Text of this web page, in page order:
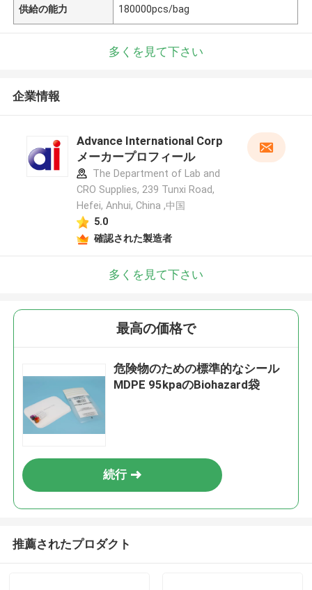
供給の能力 180000pcs/bag
多くを見て下さい
企業情報
Advance International Corp
メーカープロフィール
The Department of Lab and
CRO Supplies, 239 Tunxi Road,
Hefei, Anhui, China ,中国
5.0
確認された製造者
多くを見て下さい
最高の価格で
危険物のための標準的なシール
MDPE 95kpaのBiohazard袋
続行
推薦されたプロダクト